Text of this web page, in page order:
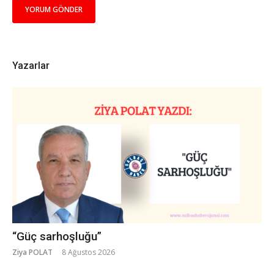
Yazarlar
“Güç sarhoşluğu”
Ziya POLAT 8 Ağustos 2026